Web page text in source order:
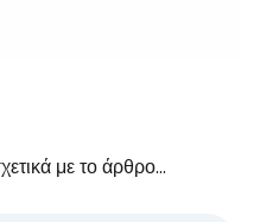
με το άρθρο...